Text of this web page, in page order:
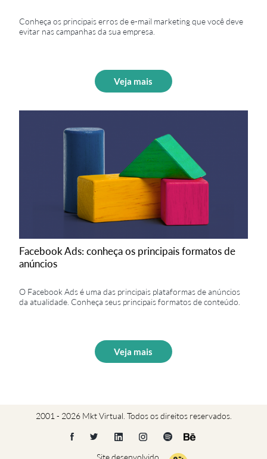
Conheça os principais erros de e-mail marketing que você deve
evitar nas campanhas da sua empresa.
Veja mais
Facebook Ads: conheça os principais formatos de
anúncios
O Facebook Ads é uma das principais plataformas de anúncios
da atualidade. Conheça seus principais formatos de conteúdo.
Veja mais
2001 - 2026 Mkt Virtual. Todos os direitos reservados.
Site desenvolvido